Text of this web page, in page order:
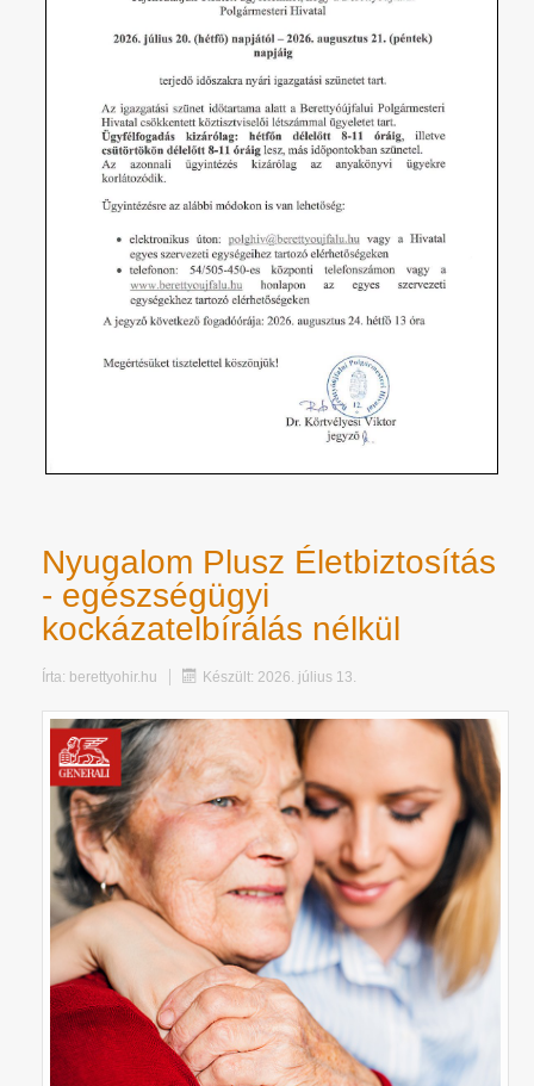
Nyugalom Plusz Életbiztosítás
- egészségügyi
kockázatelbírálás nélkül
Írta: berettyohir.hu Készült: 2026. július 13.